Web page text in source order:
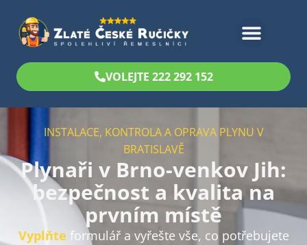
VOLEJTE 222 292 152
INSTALACE, KONTROLA A OPRAVA PLYNU V
BRATISLAVĚ
Plynaři v Brno-venkov Jih:
bezpečnost a kvalita na
prvním místě
Vyplňte formulář a vyřešte vše, co potřebujete